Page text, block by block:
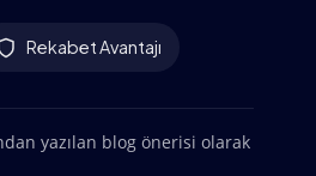
Rekabet Avantajı
yazılan blog önerisi olarak